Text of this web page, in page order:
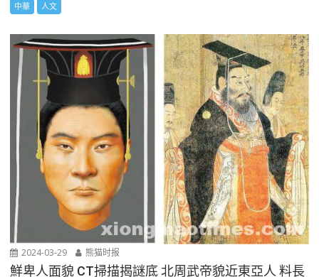
中華 人文
2024-03-29 熊猫时报
鮮卑人面貌 CT掃描揭謎底 北周武帝貌近東亞人 料長